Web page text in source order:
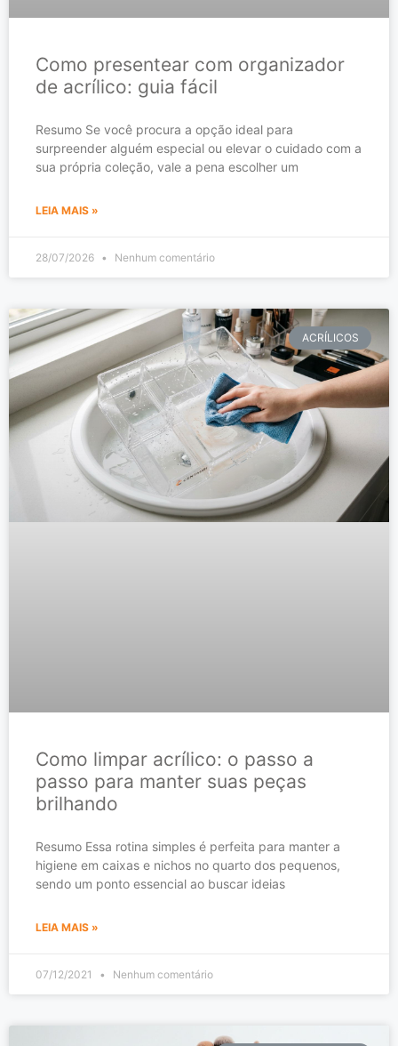
Como presentear com organizador
de acrílico: guia fácil
Resumo Se você procura a opção ideal para
surpreender alguém especial ou elevar o cuidado com a
sua própria coleção, vale a pena escolher um
LEIA MAIS »
28/07/2026 Nenhum comentário
ACRÍLICOS
Como limpar acrílico: o passo a
passo para manter suas peças
brilhando
Resumo Essa rotina simples é perfeita para manter a
higiene em caixas e nichos no quarto dos pequenos,
sendo um ponto essencial ao buscar ideias
LEIA MAIS »
07/12/2021 Nenhum comentário